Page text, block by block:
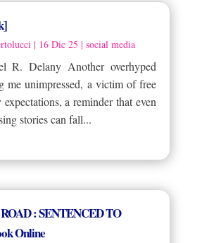
| 16 Dic 25 | social media
R. Delany Another overhyped
me unimpressed, a victim of free
a reminder that even
stories can fall...
: SENTENCED TO
Online